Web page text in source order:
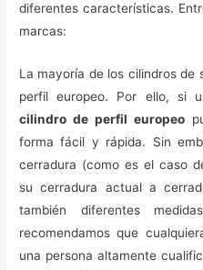
diferentes características.
marcas:
La mayoría de los cilindros de
perfil europeo. Por ello, si
cilindro de perfil europeo
forma fácil y rápida. Sin
cerradura (como es el caso
su cerradura actual a
también diferentes
recomendamos que
una persona altamente